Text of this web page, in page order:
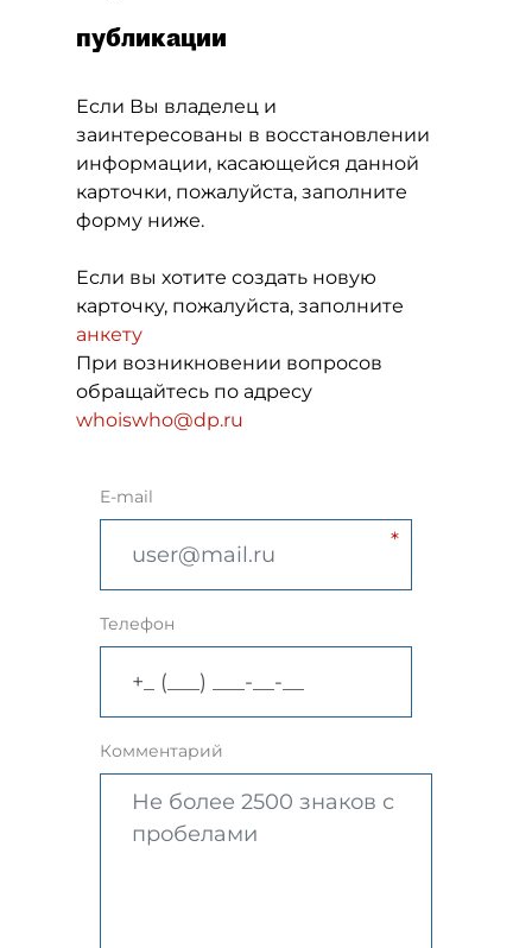
публикации
Если Вы владелец и
заинтересованы в восстановлении
информации, касающейся данной
карточки, пожалуйста, заполните
форму ниже.
Если вы хотите создать новую
карточку, пожалуйста, заполните
анкету
При возникновении вопросов
обращайтесь по адресу
whoiswho@dp.ru
E-mail
Телефон
Комментарий